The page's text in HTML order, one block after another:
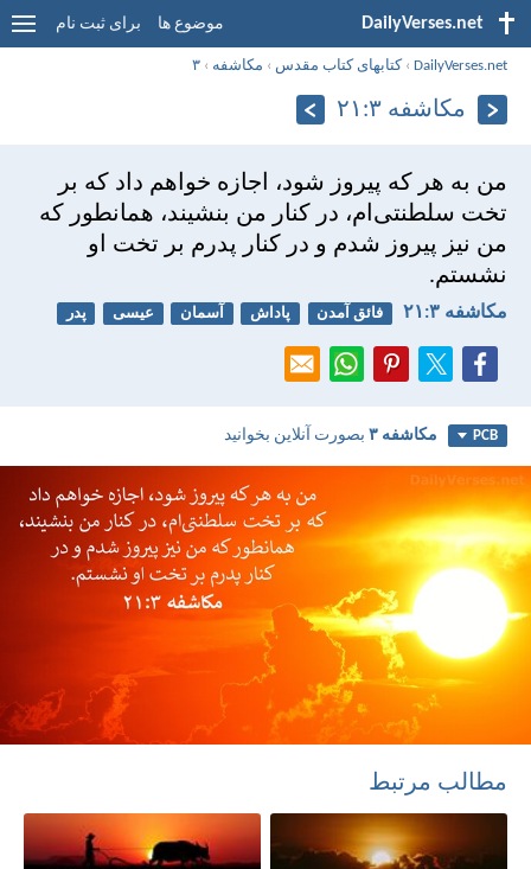
DailyVerses.net موضوع ها برای ثبت نام
DailyVerses.net
›کتابهای کتاب مقدس › مکاشفه ›۳
مکاشفه ۳:‏۲۱
من به هر كه پيروز شود، اجازه خواهم داد كه بر
تخت سلطنتی‌ام، در كنار من بنشيند، همانطور كه
من نيز پيروز شدم و در كنار پدرم بر تخت او
نشستم.
مکاشفه ۳:‏۲۱ فائق آمدن پاداش آسمان عیسی پدر
PCB مکاشفه ۳ بصورت آنلاین بخوانید
مطالب مرتبط